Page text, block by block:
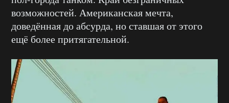
возможностей. Американская мечта,
доведённая до абсурда, но ставшая от этого
ещё более притягательной.